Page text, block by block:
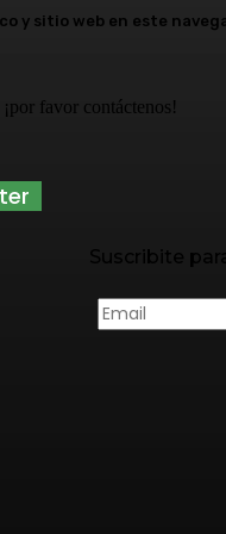
y sitio web en este
favor contáctenos!
Suscribite